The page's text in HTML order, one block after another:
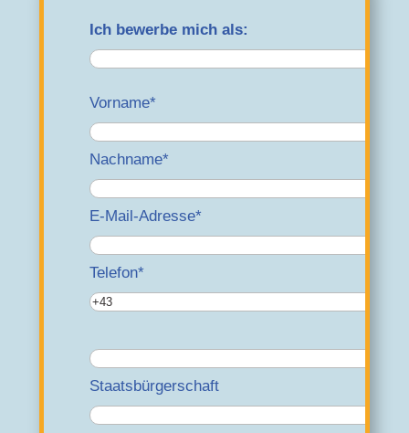
Ich bewerbe mich als:
Vorname*
Nachname*
E-Mail-Adresse*
Telefon*
Staatsbürgerschaft